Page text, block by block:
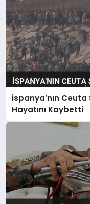
İspanya’nın Ceuta
Hayatını Kaybetti